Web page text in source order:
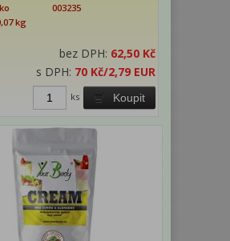
003235
kg
bez DPH: 62,50 Kč
s DPH: 70 Kč/2,79 EUR
Koupit
ks